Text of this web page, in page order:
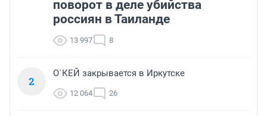
поворот в деле убийства
россиян в Таиланде
13 997 8
2
О`КЕЙ закрывается в Иркутске
12 064 26